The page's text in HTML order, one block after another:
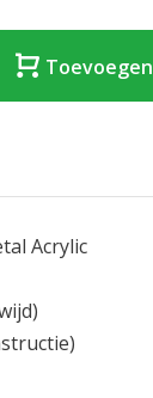
Toevoegen
Acrylic